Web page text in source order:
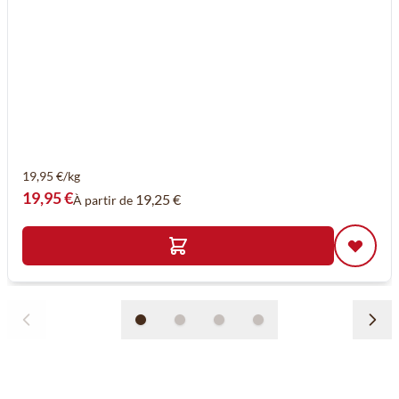
19,95 €/kg
19,95 €À partir de 19,25 €